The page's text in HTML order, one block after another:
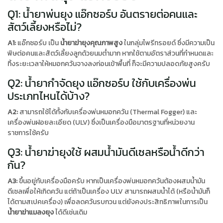
Q1: น้ำยาพ่นยุง แอ๊กซอร์บ อันตรายต่อคนและ
สัตว์เลี้ยงหรือไม่?
A1:แอ๊กซอร์บ เป็นน้ำยาฆ่ายุงคุณภาพสูงในกลุ่มไพรีทรอยด์ ซึ่งมีความเป็น
พิษต่อคนและสัตว์เลี้ยงลูกด้วยนมต่ำมาก หากใช้ตามอัตราส่วนที่กำหนดและ
ทิ้งระยะเวลาให้หมอกควันจางลงก่อนเข้าพื้นที่ ก็จะมีความปลอดภัยสูงครับ
Q2: น้ำยากำจัดยุง แอ๊กซอร์บ ใช้กับเครื่องพ่น
ประเภทไหนได้บ้าง?
A2:สามารถใช้ได้ทั้งกับเครื่องพ่นหมอกควัน (Thermal Fogger) และ
เครื่องพ่นฝอยละเอียด (ULV) ซึ่งเป็นเครื่องมือมาตรฐานที่หน่วยงาน
ราชการใช้ครับ
Q3: น้ำยาฆ่ายุงใช้ ผสมน้ำมันดีเซลหรือน้ำดีกว่า
กัน?
A3:ขึ้นอยู่กับเครื่องมือครับ หากเป็นเครื่องพ่นหมอกควันต้องผสมน้ำมัน
ดีเซลเพื่อให้เกิดควัน แต่ถ้าเป็นเครื่อง ULV สามารถผสมน้ำได้ (หรือน้ำมันก็
ได้ตามสเปคเครื่อง) เพื่อลดควันรบกวน แต่ยังคงประสิทธิภาพในการเป็น
น้ำยาฆ่าแมลงยุงได้ดีเช่นเดิม